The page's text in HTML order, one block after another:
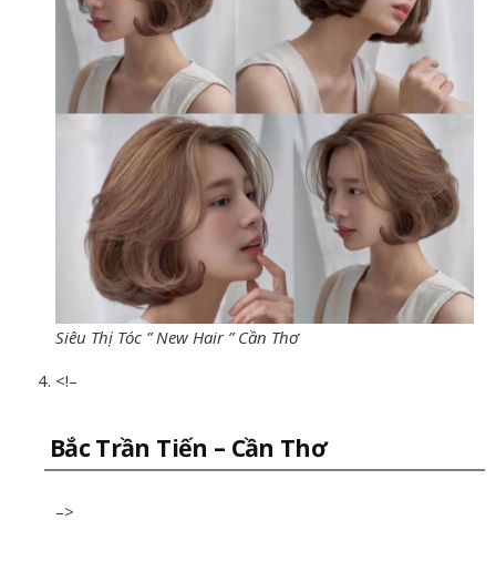
Siêu Thị Tóc ” New Hair ” Cần Thơ
<!–
Bắc Trần Tiến – Cần Thơ
–>